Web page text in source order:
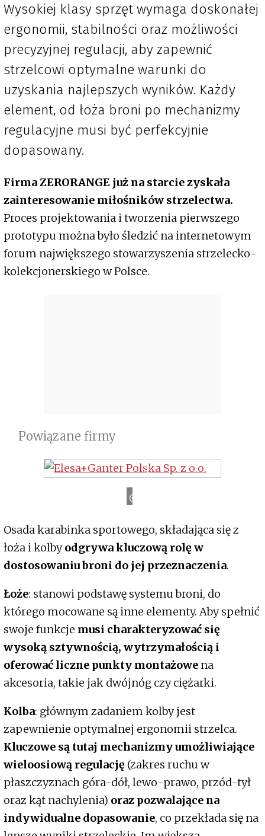
Wysokiej klasy sprzęt wymaga doskonałej
ergonomii, stabilności oraz możliwości
precyzyjnej regulacji, aby zapewnić
strzelcowi optymalne warunki do
uzyskania najlepszych wyników. Każdy
element, od łoża broni po mechanizmy
regulacyjne musi być perfekcyjnie
dopasowany.
Firma ZERORANGE już na starcie zyskała
zainteresowanie miłośników strzelectwa.
Proces projektowania i tworzenia pierwszego
prototypu można było śledzić na internetowym
forum największego stowarzyszenia strzelecko-
kolekcjonerskiego w Polsce.
Powiązane firmy
ZERORANGE
Osada karabinka sportowego, składająca się z
łoża i kolbyodgrywa kluczową rolę w
dostosowaniu broni do jej przeznaczenia.
Łoże: stanowi podstawę systemu broni, do
którego mocowane są inne elementy. Aby spełnić
swoje funkcje musi charakteryzować się
wysoką sztywnością, wytrzymałością i
oferować liczne punkty montażowe na
akcesoria, takie jak dwójnóg czy ciężarki.
Kolba: głównym zadaniem kolby jest
zapewnienie optymalnej ergonomii strzelca.
Kluczowe są tutaj mechanizmy umożliwiające
wieloosiową regulację (zakres ruchu w
płaszczyznach góra-dół, lewo-prawo, przód-tył
oraz kąt nachylenia) oraz pozwalające na
indywidualne dopasowanie, co przekłada się na